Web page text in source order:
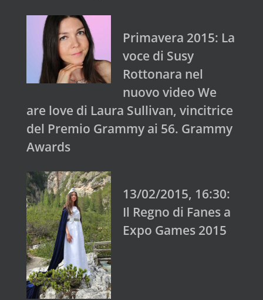
Primavera 2015: La
voce di Susy
Rottonara nel
nuovo video We
are love di Laura Sullivan, vincitrice
del Premio Grammy ai 56. Grammy
Awards
13/02/2015, 16:30:
Il Regno di Fanes a
Expo Games 2015